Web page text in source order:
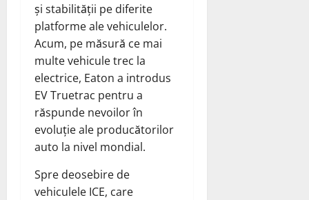
și stabilității pe diferite
platforme ale vehiculelor.
Acum, pe măsură ce mai
multe vehicule trec la
electrice, Eaton a introdus
EV Truetrac pentru a
răspunde nevoilor în
evoluție ale producătorilor
auto la nivel mondial.
Spre deosebire de
vehiculele ICE, care